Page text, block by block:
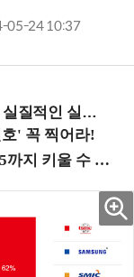
05-24 10:37
유 (9/18 양재역)